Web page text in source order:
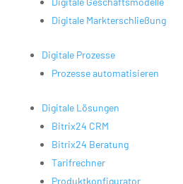
Digitale Markterschließung
Digitale Prozesse
Prozesse automatisieren
Digitale Lösungen
Bitrix24 CRM
Bitrix24 Beratung
Tarifrechner
Produktkonfigurator